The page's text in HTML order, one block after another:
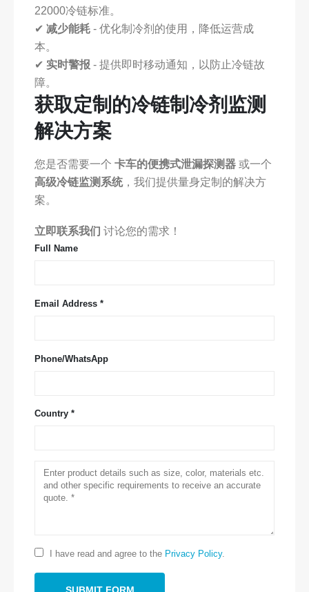
22000冷链标准。
✔ 减少能耗 - 优化制冷剂的使用，降低运营成
本。
✔ 实时警报 - 提供即时移动通知，以防止冷链故
障。
获取定制的冷链制冷剂监测
解决方案
您是否需要一个 卡车的便携式泄漏探测器 或一个
高级冷链监测系统，我们提供量身定制的解决方
案。
立即联系我们 讨论您的需求！
Full Name
Email Address *
Phone/WhatsApp
Country *
I have read and agree to the Privacy Policy.
：郑州国家高科技区Jinsuo Road No.299
0086-371-67169097
WhatsApp ： +8618595618735
：18569903598